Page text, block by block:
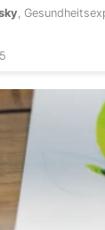
,